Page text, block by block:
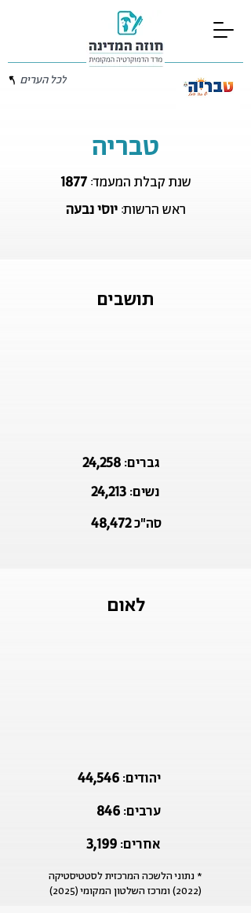
טבריה
ראש הרשות:יוסי נבעה
שנת קבלת המעמד:1877
גברים: 24,258
נשים: 24,213
תושבים
סה"כ48,472
יהודים: 44,546
ערבים: 846
אחרים: 3,199
לאום
* נתוני הלשכה המרכזית לסטטיסטיקה
(2022) ומרכז השלטון המקומי (2025)
לכל הערים